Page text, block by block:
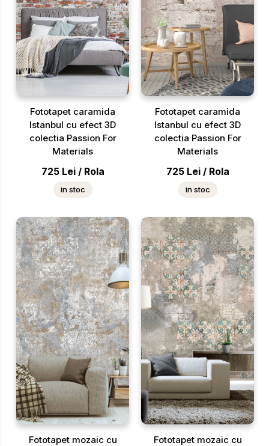
Fototapet caramida
Istanbul cu efect 3D
colectia Passion For
Materials
725 Lei / Rola
in stoc
Fototapet caramida
Istanbul cu efect 3D
colectia Passion For
Materials
725 Lei / Rola
in stoc
Fototapet mozaic cu
Fototapet mozaic cu